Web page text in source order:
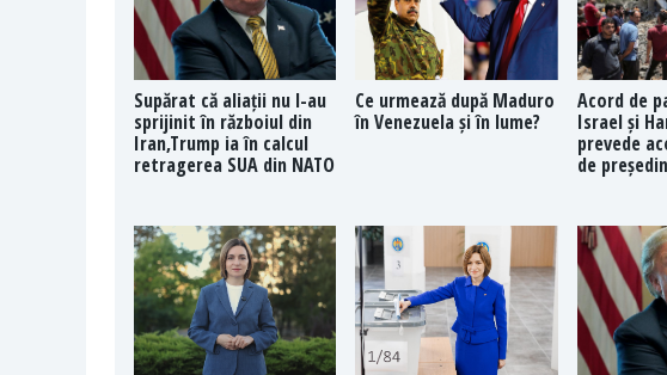
Supărat că aliații nu l-au
sprijinit în războiul din
Iran,Trump ia în calcul
retragerea SUA din NATO
Ce urmează după Maduro
în Venezuela și în lume?
Acord de
Israel și
prevede
de